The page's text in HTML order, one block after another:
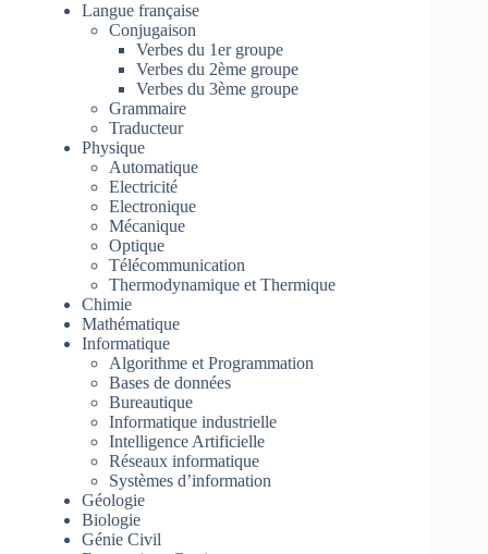
Langue française
Conjugaison
Verbes du 1er groupe
Verbes du 2ème groupe
Verbes du 3ème groupe
Grammaire
Traducteur
Physique
Automatique
Electricité
Electronique
Mécanique
Optique
Télécommunication
Thermodynamique et Thermique
Chimie
Mathématique
Informatique
Algorithme et Programmation
Bases de données
Bureautique
Informatique industrielle
Intelligence Artificielle
Réseaux informatique
Systèmes d’information
Géologie
Biologie
Génie Civil